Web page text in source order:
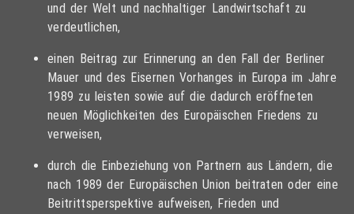
und der Welt und nachhaltiger Landwirtschaft zu
verdeutlichen,
einen Beitrag zur Erinnerung an den Fall der Berliner
Mauer und des Eisernen Vorhanges in Europa im Jahre
1989 zu leisten sowie auf die dadurch eröffneten
neuen Möglichkeiten des Europäischen Friedens zu
verweisen,
durch die Einbeziehung von Partnern aus Ländern, die
nach 1989 der Europäischen Union beitraten oder eine
Beitrittsperspektive aufweisen, Frieden und